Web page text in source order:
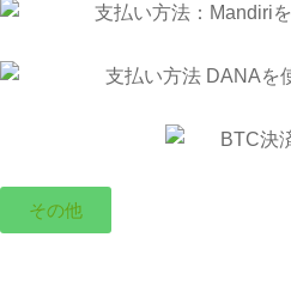
その他